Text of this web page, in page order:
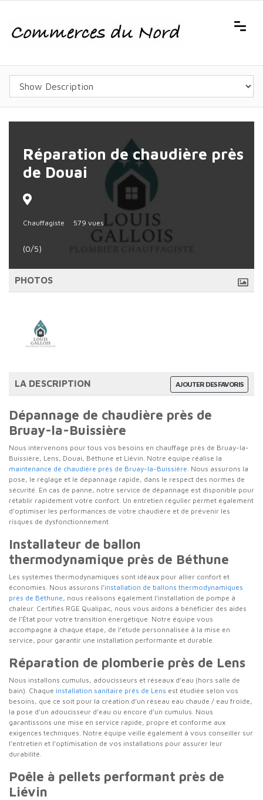
Réparation de chaudière près
de Douai
Chauffagiste 579 vues
(0/5)
PHOTOS
AJOUTER DES FAVORIS
LA DESCRIPTION
Dépannage de chaudière près de
Bruay-la-Buissière
Nous intervenons pour tous vos besoins en chauffage près de Bruay-la-
Buissière, Lens, Douai, Béthune et Liévin. Notre équipe réalise la
maintenance de chaudière près de Bruay-la-Buissière. Nous assurons la
pose, le réglage et le dépannage rapide, dans le respect des normes de
sécurité. En cas de panne, notre service de dépannage est disponible pour
rétablir rapidement votre confort. Un entretien régulier permet également
d’optimiser les performances de votre chaudière et de prévenir les
risques de dysfonctionnement
Installateur de ballon
thermodynamique près de Béthune
Les systèmes thermodynamiques sont idéaux pour allier confort et
économies. Nous assurons l’installation de ballons thermodynamiques
près de Béthune, nous réalisons également l’installation de pompe à
chaleur. Certifiés RGE Qualipac, nous vous aidons à bénéficier des aides
de l’État pour votre transition énergétique. Notre équipe vous
accompagne à chaque étape, de l’étude personnalisée à la mise en
service, pour garantir une installation performante et durable.
Réparation de plomberie près de Lens
Nous installons cumulus, adoucisseurs et réseaux d’eau (hors salle de
bain). Chaque installation sanitaire près de Lens est étudiée selon vos
besoins, que ce soit pour la création d’un réseau eau chaude / eau froide,
la pose d’un adoucisseur d’eau ou encore d’un cumulus. Nous
garantissons une mise en service rapide, propre et conforme aux
exigences techniques. Notre équipe veille également à vous conseiller sur
l’entretien et l’optimisation de vos installations pour assurer leur
durabilité.
Poêle à pellets performant près de
Liévin